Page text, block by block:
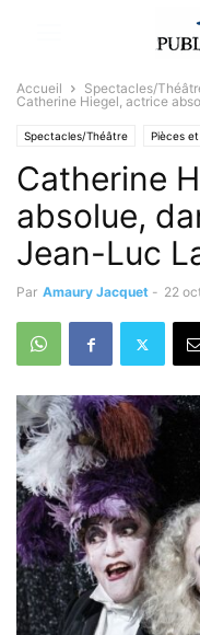
Accueil Spectacles/
Catherine Hiegel, actrice
Spectacles/Théâtre Pièces
Catherine
absolue,
Jean-Luc
Par Amaury Jacquet - 22